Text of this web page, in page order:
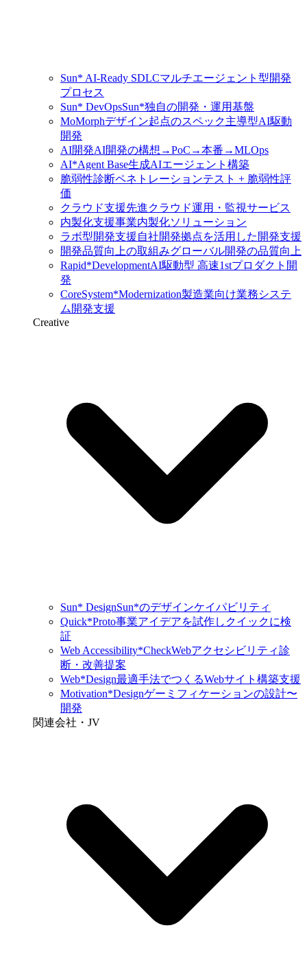
Sun* AI-Ready SDLCマルチエージェント型開発
プロセス
Sun* DevOpsSun*独自の開発・運用基盤
MoMorphデザイン起点のスペック主導型AI駆動
開発
AI開発AI開発の構想→PoC→本番→MLOps
AI*Agent Base生成AIエージェント構築
脆弱性診断ペネトレーションテスト + 脆弱性評
価
クラウド支援先進クラウド運用・監視サービス
内製化支援事業内製化ソリューション
ラボ型開発支援自社開発拠点を活用した開発支援
開発品質向上の取組みグローバル開発の品質向上
Rapid*DevelopmentAI駆動型 高速1stプロダクト開
発
CoreSystem*Modernization製造業向け業務システ
ム開発支援
Creative
Sun* DesignSun*のデザインケイパビリティ
Quick*Proto事業アイデアを試作しクイックに検
証
Web Accessibility*CheckWebアクセシビリティ診
断・改善提案
Web*Design最適手法でつくるWebサイト構築支援
Motivation*Designゲーミフィケーションの設計〜
開発
関連会社・JV